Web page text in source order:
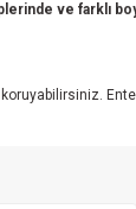
ve farklı